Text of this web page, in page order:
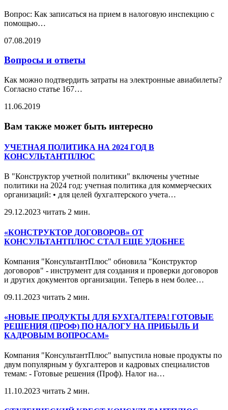
Вопрос: Как записаться на прием в налоговую инспекцию с
помощью…
07.08.2019
Вопросы и ответы
Как можно подтвердить затраты на электронные авиабилеты?
Согласно статье 167…
11.06.2019
Вам также может быть интересно
УЧЕТНАЯ ПОЛИТИКА НА 2024 ГОД В
КОНСУЛЬТАНТПЛЮС
В "Конструктор учетной политики" включены учетные
политики на 2024 год: учетная политика для коммерческих
организаций: • для целей бухгалтерского учета…
29.12.2023 читать 2 мин.
«КОНСТРУКТОР ДОГОВОРОВ» ОТ
КОНСУЛЬТАНТПЛЮС СТАЛ ЕЩЕ УДОБНЕЕ
Компания "КонсультантПлюс" обновила "Конструктор
договоров" - инструмент для создания и проверки договоров
и других документов организации. Теперь в нем более…
09.11.2023 читать 2 мин.
«НОВЫЕ ПРОДУКТЫ ДЛЯ БУХГАЛТЕРА! ГОТОВЫЕ
РЕШЕНИЯ (ПРОФ) ПО НАЛОГУ НА ПРИБЫЛЬ И
КАДРОВЫМ ВОПРОСАМ»
Компания "КонсультантПлюс" выпустила новые продукты по
двум популярным у бухгалтеров и кадровых специалистов
темам: - Готовые решения (Проф). Налог на…
11.10.2023 читать 2 мин.